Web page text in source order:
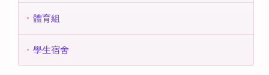
體育組
學生宿舍